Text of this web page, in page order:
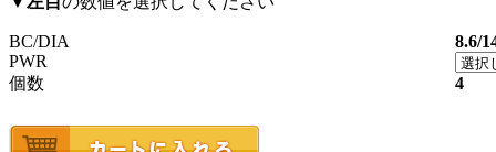
BC/DIA
8.6/
PWR
個数
4